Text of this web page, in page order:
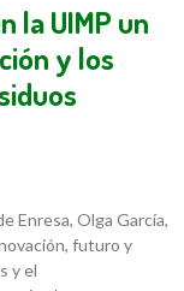
la UIMP un
y los
Enresa, Olga García,
futuro y
y el